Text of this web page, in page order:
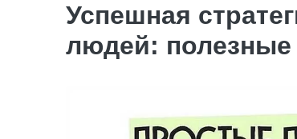
Успешная
людей: